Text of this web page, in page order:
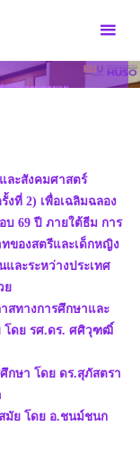
จัดการบรรยาย
ละสังคมศาสตร์
ที่ 2) เพื่อเฉลิมฉลอง
บ 69 ปี ภายใต้ธีม การ
ของสตรีและเด็กหญิง
ละระหว่างประเทศ
ย
สทางการศึกษาและ
โดย รศ.ดร. ศศิวุฑฒิ์
กษา โดย ดร.สุภัสตรา
มัย โดย อ.ชนม์ชนก